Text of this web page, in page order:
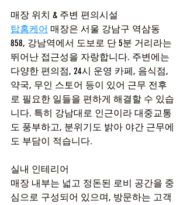
매장 위치 & 주변 편의시설
탑홈케어 매장은 서울 강남구 역삼동
858, 강남역에서 도보로 단 5분 거리라는
뛰어난 접근성을 자랑합니다. 주변에는
다양한 편의점, 24시 운영 카페, 음식점,
약국, 무인 스토어 등이 있어 근무 전후
로 필요한 일들을 편하게 해결할 수 있습
니다. 특히 강남대로 인근이라 대중교통
도 풍부하고, 분위기도 밝아 야간 근무에
도 부담이 적습니다.
실내 인테리어
매장 내부는 넓고 정돈된 로비 공간을 중
심으로 구성되어 있으며, 방문하는 고객